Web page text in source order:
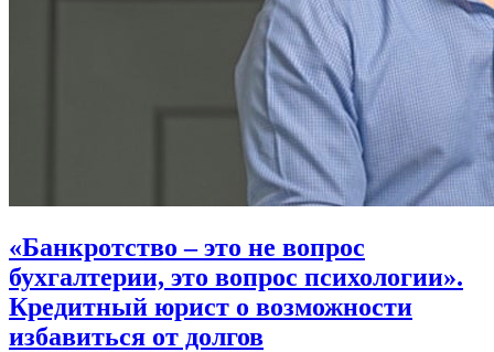
«Банкротство – это не вопрос
бухгалтерии, это вопрос психологии».
Кредитный юрист о возможности
избавиться от долгов